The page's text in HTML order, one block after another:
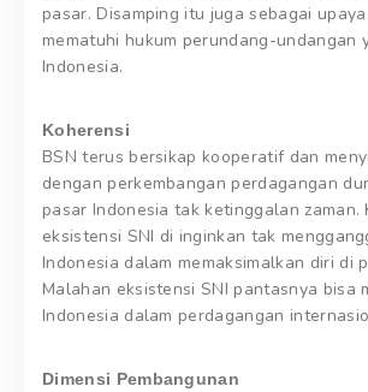
pasar. Disamping itu juga sebagai
mematuhi hukum perundang-undangan
Indonesia.
Koherensi
BSN terus bersikap kooperatif dan
dengan perkembangan perdagangan
pasar Indonesia tak ketinggalan zaman.
eksistensi SNI di inginkan tak
Indonesia dalam memaksimalkan diri di
Malahan eksistensi SNI pantasnya bisa
Indonesia dalam perdagangan
Dimensi Pembangunan